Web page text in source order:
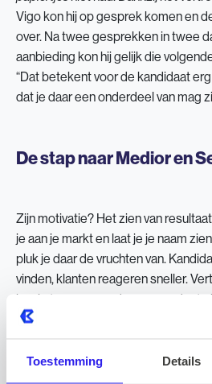
Toestemming Details
Vigo kon hij op gesprek komen en
over. Na twee gesprekken in twee
aanbieding kon hij gelijk die
“Dat betekent voor de kandidaat
dat je daar een onderdeel van mag
De stap naar Medior en
Zijn motivatie? Het zien van
je aan je markt en laat je je naam
pluk je daar de vruchten van.
vinden, klanten reageren sneller.
kun je teruggeven door ze verder te
grootste motivatie voor Vigo lag
het mooie bij Barnes is: als je je
verantwoordelijkheid ook pakken.